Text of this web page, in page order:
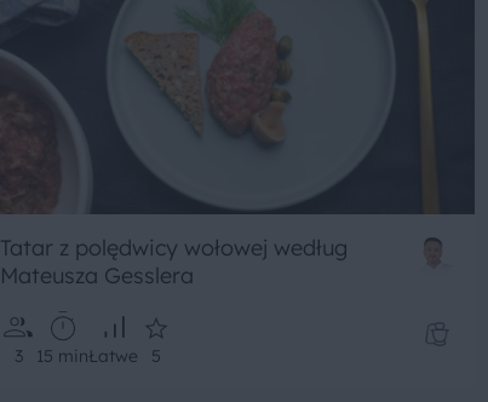
Tatar z polędwicy wołowej według
Mateusza Gesslera
3 15 minŁatwe 5